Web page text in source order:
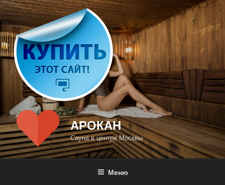
Перейти
к
содержимому
АРОКАН
Сауна в центре Москвы
Меню